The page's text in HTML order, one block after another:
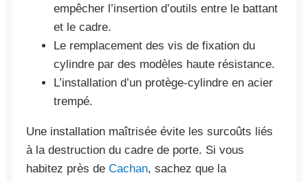
empêcher l’insertion d’outils entre le battant
et le cadre.
Le remplacement des vis de fixation du
cylindre par des modèles haute résistance.
L’installation d’un protège-cylindre en acier
trempé.
Une installation maîtrisée évite les surcoûts liés
à la destruction du cadre de porte. Si vous
habitez près de Cachan, sachez que la